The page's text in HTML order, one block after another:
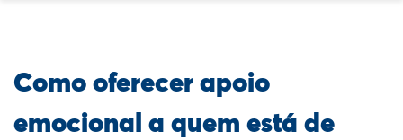
Como oferecer apoio
emocional a quem está de